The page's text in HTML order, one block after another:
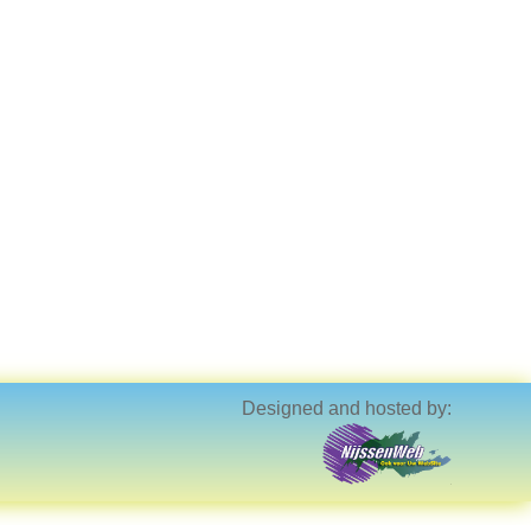
Designed and hosted by: